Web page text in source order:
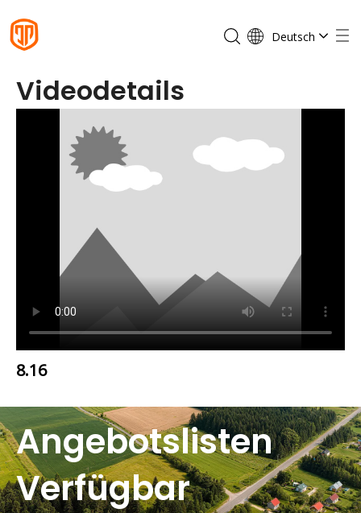
Deutsch
Español
Italiano
Videodetails
8.16
Angebotslisten
Verfügbar